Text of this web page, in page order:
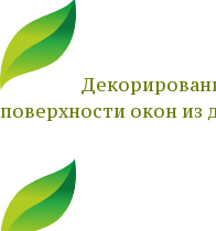
поверхности окон из